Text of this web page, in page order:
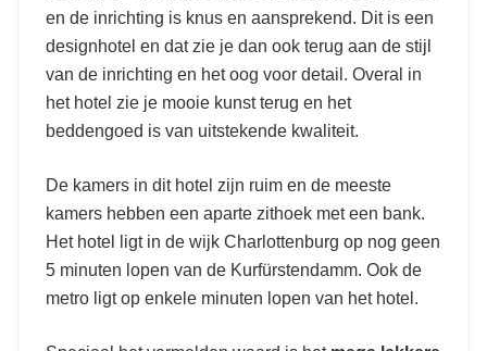
en de inrichting is knus en aansprekend. Dit is een
designhotel en dat zie je dan ook terug aan de stijl
van de inrichting en het oog voor detail. Overal in
het hotel zie je mooie kunst terug en het
beddengoed is van uitstekende kwaliteit.
De kamers in dit hotel zijn ruim en de meeste
kamers hebben een aparte zithoek met een bank.
Het hotel ligt in de wijk Charlottenburg op nog geen
5 minuten lopen van de Kurfürstendamm. Ook de
metro ligt op enkele minuten lopen van het hotel.